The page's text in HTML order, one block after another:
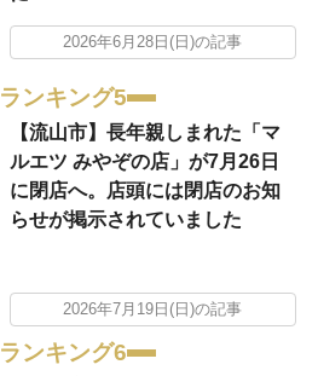
2026年6月28日(日)の記事
ランキング5
【流山市】長年親しまれた「マ
ルエツ みやぞの店」が7月26日
に閉店へ。店頭には閉店のお知
らせが掲示されていました
2026年7月19日(日)の記事
ランキング6